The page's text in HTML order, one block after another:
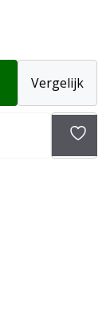
Vergelijk